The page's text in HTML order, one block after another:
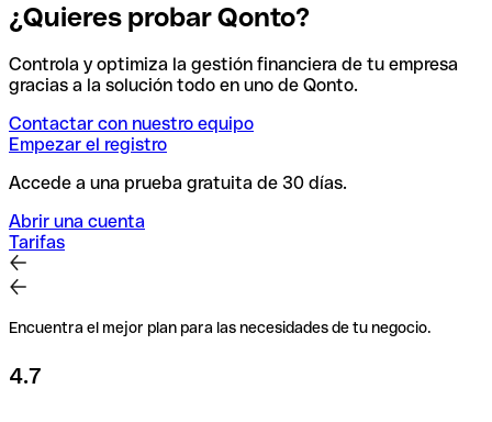
¿Quieres probar Qonto?
Controla y optimiza la gestión financiera de tu empresa
gracias a la solución todo en uno de Qonto.
Contactar con nuestro equipo
Empezar el registro
Accede a una prueba gratuita de 30 días.
Abrir una cuenta
Tarifas
Encuentra el mejor plan para las necesidades de tu negocio.
4.7